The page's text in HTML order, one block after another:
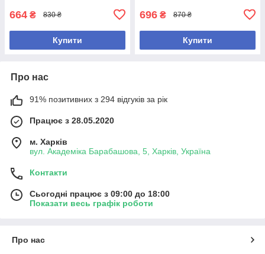
664 ₴ 830 ₴
Купити
696 ₴ 870 ₴
Купити
Про нас
91% позитивних з 294 відгуків за рік
Працює з 28.05.2020
м. Харків
вул. Академіка Барабашова, 5, Харків, Україна
Контакти
Сьогодні працює з 09:00 до 18:00
Показати весь графік роботи
Про нас